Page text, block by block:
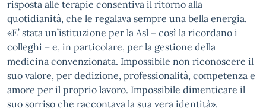
risposta alle terapie consentiva il ritorno alla
quotidianità, che le regalava sempre una bella energia.
«E’ stata un’istituzione per la Asl – così la ricordano i
colleghi – e, in particolare, per la gestione della
medicina convenzionata. Impossibile non riconoscere il
suo valore, per dedizione, professionalità, competenza e
amore per il proprio lavoro. Impossibile dimenticare il
suo sorriso che raccontava la sua vera identità».